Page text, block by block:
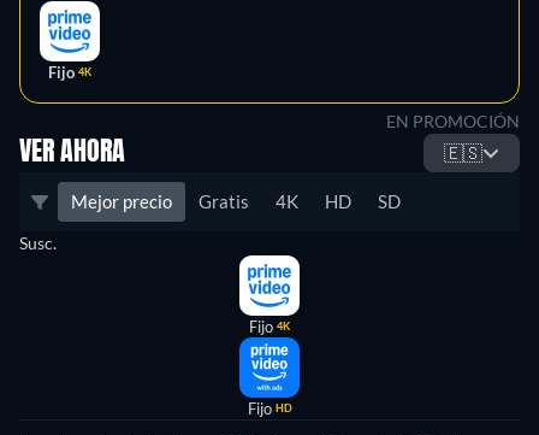
Fijo 4K
EN PROMOCIÓN
VER AHORA 🇪🇸
Mejor precio Gratis 4K HD SD
Susc.
Fijo 4K
Fijo HD